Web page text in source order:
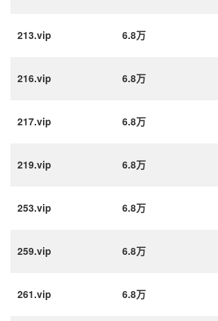
213.vip 6.8万
216.vip 6.8万
217.vip 6.8万
219.vip 6.8万
253.vip 6.8万
259.vip 6.8万
261.vip 6.8万